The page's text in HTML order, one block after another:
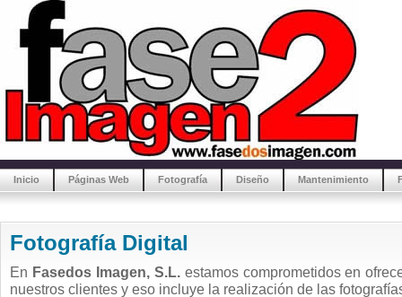
Inicio Páginas Web Fotografía Diseño Mantenimiento
Fotografía Digital
En Fasedos Imagen, S.L. estamos comprometidos en
nuestros clientes y eso incluye la realización de las